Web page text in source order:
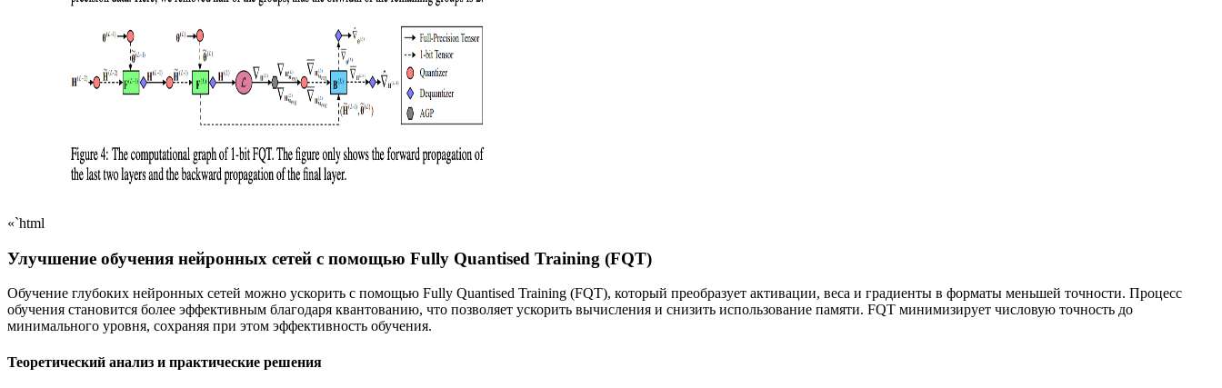
«`html
Улучшение обучения нейронных сетей с помощью Fully Quantised Training (FQT)
Обучение глубоких нейронных сетей можно ускорить с помощью Fully Quantised Training (FQT), который преобразует активации, веса и градиенты в форматы меньшей точности. Процесс
обучения становится более эффективным благодаря квантованию, что позволяет ускорить вычисления и снизить использование памяти. FQT минимизирует числовую точность до
минимального уровня, сохраняя при этом эффективность обучения.
Теоретический анализ и практические решения